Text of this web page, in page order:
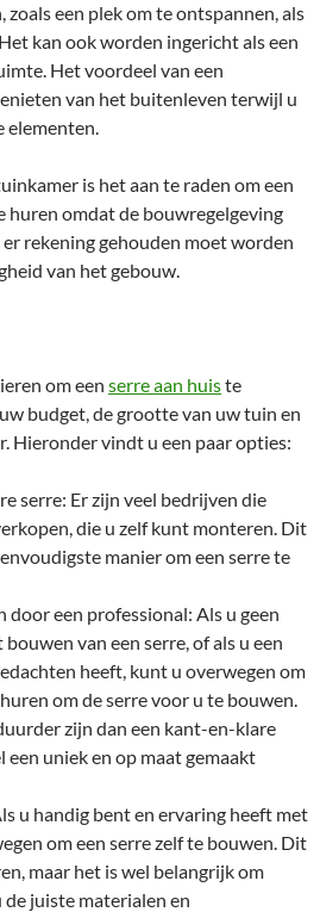
een plek om te ontspannen, als
kan ook worden ingericht als een
Het voordeel van een
van het buitenleven terwijl u
elementen.
is het aan te raden om een
huren omdat de bouwregelgeving
rekening gehouden moet worden
van het gebouw.
om een serre aan huiste
budget, de grootte van uw tuin en
Hieronder vindt u een paar opties:
serre: Er zijn veel bedrijven die
die u zelf kunt monteren. Dit
manier om een serre te
door een professional: Als u geen
van een serre, of als u een
heeft, kunt u overwegen om
om de serre voor u te bouwen.
zijn dan een kant-en-klare
een uniek en op maat gemaakt
u handig bent en ervaring heeft met
om een serre zelf te bouwen. Dit
maar het is wel belangrijk om
juiste materialen en